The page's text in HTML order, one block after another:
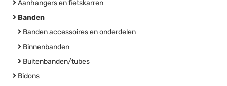
Aanhangers en fietskarren
Banden
Banden accessoires en onderdelen
Binnenbanden
Buitenbanden/tubes
Bidons